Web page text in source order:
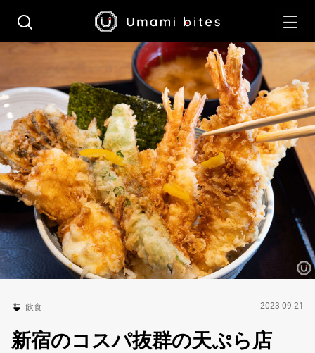
飲食 2023-09-21
新宿のコスパ抜群の天ぷら店